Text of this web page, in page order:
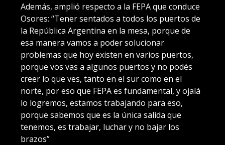
Además, amplió respecto a la FEPA que conduce
Osores: “Tener sentados a todos los puertos de
la República Argentina en la mesa, porque de
esa manera vamos a poder solucionar
problemas que hoy existen en varios puertos,
porque vos vas a algunos puertos y no podés
creer lo que ves, tanto en el sur como en el
norte, por eso que FEPA es fundamental, y ojalá
lo logremos, estamos trabajando para eso,
porque sabemos que es la única salida que
tenemos, es trabajar, luchar y no bajar los
brazos”